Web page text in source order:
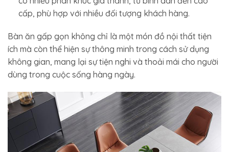
cấp, phù hợp với nhiều đối tượng khách hàng.
Bàn ăn gấp gọn không chỉ là một món đồ nội thất tiện
ích mà còn thể hiện sự thông minh trong cách sử dụng
không gian, mang lại sự tiện nghi và thoải mái cho người
dùng trong cuộc sống hàng ngày.